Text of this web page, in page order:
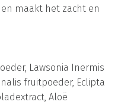
maakt het zacht en
Lawsonia Inermis
fruitpoeder, Eclipta
Aloë